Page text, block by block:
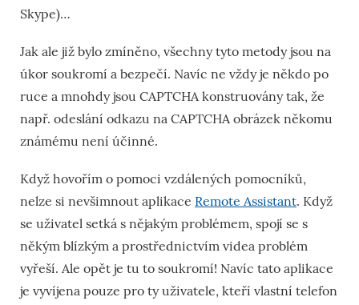
Skype)…
Jak ale již bylo zmíněno, všechny tyto metody jsou na
úkor soukromí a bezpečí. Navíc ne vždy je někdo po
ruce a mnohdy jsou CAPTCHA konstruovány tak, že
např. odeslání odkazu na CAPTCHA obrázek někomu
známému není účinné.
Když hovořím o pomoci vzdálených pomocníků,
nelze si nevšimnout aplikace Remote Assistant. Když
se uživatel setká s nějakým problémem, spojí se s
někým blízkým a prostřednictvím videa problém
vyřeší. Ale opět je tu to soukromí! Navíc tato aplikace
je vyvíjena pouze pro ty uživatele, kteří vlastní telefon